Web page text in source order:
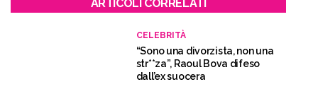
ARTICOLI CORRELATI
CELEBRITÀ
“Sono una divorzista, non una
str**za”, Raoul Bova difeso
dall’ex suocera